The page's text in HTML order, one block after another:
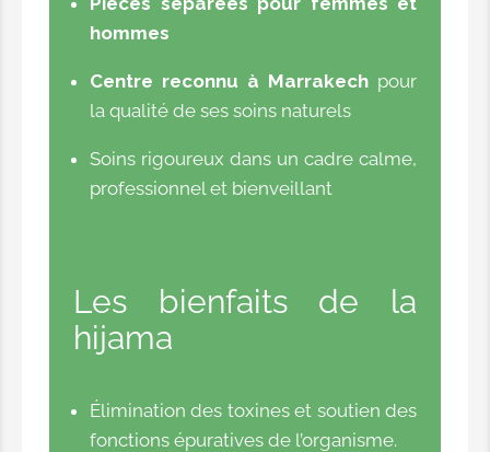
hommes
Centre reconnu à Marrakech pour
la qualité de ses soins naturels
Soins rigoureux dans un cadre calme,
professionnel et bienveillant
Les bienfaits de la
hijama
Élimination des toxines et soutien des
fonctions épuratives de l’organisme.